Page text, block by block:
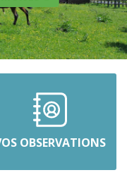
OBSERVATIONS